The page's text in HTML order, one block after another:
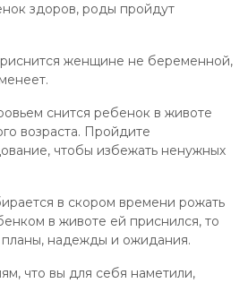
здоров, роды пройдут
женщине не беременной,
снится ребенок в животе
возраста. Пройдите
чтобы избежать ненужных
в скором времени рожать
в животе ей приснился, то
планы, надежды и ожидания.
что вы для себя наметили,